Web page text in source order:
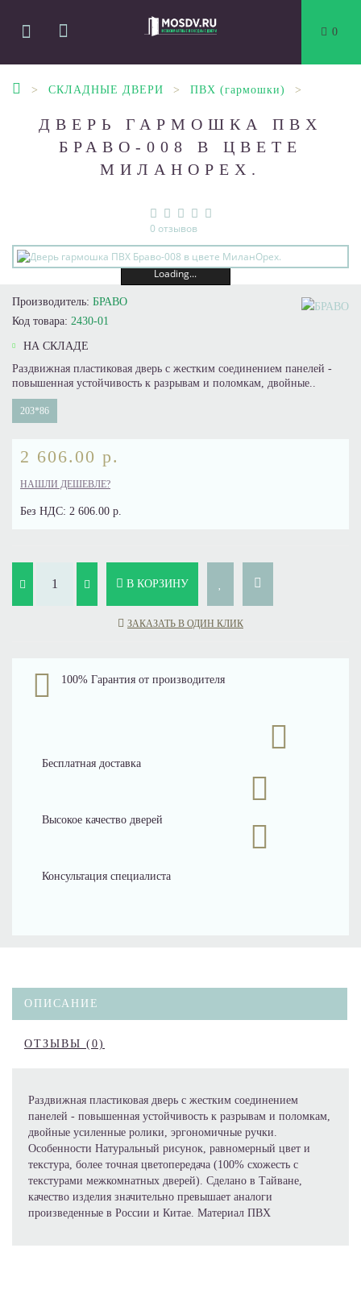
0
СКЛАДНЫЕ ДВЕРИ ПВХ (гармошки)
ДВЕРЬ ГАРМОШКА ПВХ
БРАВО-008 В ЦВЕТЕ
МИЛАНОРЕХ.
0 отзывов
Loading...
Производитель: БРАВО
Код товара: 2430-01
НА СКЛАДЕ
Раздвижная пластиковая дверь с жестким соединением панелей -
повышенная устойчивость к разрывам и поломкам, двойные..
203*86
2 606.00 р.
НАШЛИ ДЕШЕВЛЕ?
Без НДС: 2 606.00 р.
В КОРЗИНУ
ЗАКАЗАТЬ В ОДИН КЛИК
100% Гарантия от производителя
Бесплатная доставка
Высокое качество дверей
Консультация специалиста
ОПИСАНИЕ
ОТЗЫВЫ (0)
Раздвижная пластиковая дверь с жестким соединением
панелей - повышенная устойчивость к разрывам и поломкам,
двойные усиленные ролики, эргономичные ручки.
Особенности Натуральный рисунок, равномерный цвет и
текстура, более точная цветопередача (100% схожесть с
текстурами межкомнатных дверей). Сделано в Тайване,
качество изделия значительно превышает аналоги
произведенные в России и Китае. Материал ПВХ